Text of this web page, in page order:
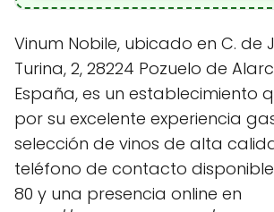
Vinum Nobile, ubicado en C. de
Turina, 2, 28224 Pozuelo de
España, es un establecimiento
por su excelente experiencia
selección de vinos de alta
teléfono de contacto disponible
80 y una presencia online en